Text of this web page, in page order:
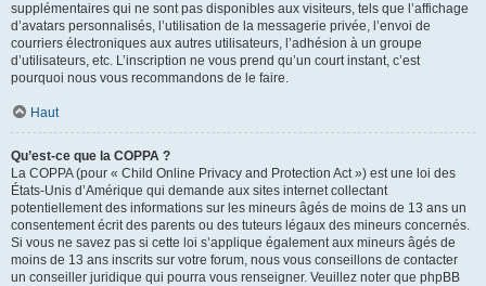
supplémentaires qui ne sont pas disponibles aux visiteurs, tels que l’affichage
d’avatars personnalisés, l’utilisation de la messagerie privée, l’envoi de
courriers électroniques aux autres utilisateurs, l’adhésion à un groupe
d’utilisateurs, etc. L’inscription ne vous prend qu’un court instant, c’est
pourquoi nous vous recommandons de le faire.
Haut
Qu’est-ce que la COPPA ?
La COPPA (pour « Child Online Privacy and Protection Act ») est une loi des
États-Unis d’Amérique qui demande aux sites internet collectant
potentiellement des informations sur les mineurs âgés de moins de 13 ans un
consentement écrit des parents ou des tuteurs légaux des mineurs concernés.
Si vous ne savez pas si cette loi s’applique également aux mineurs âgés de
moins de 13 ans inscrits sur votre forum, nous vous conseillons de contacter
un conseiller juridique qui pourra vous renseigner. Veuillez noter que phpBB